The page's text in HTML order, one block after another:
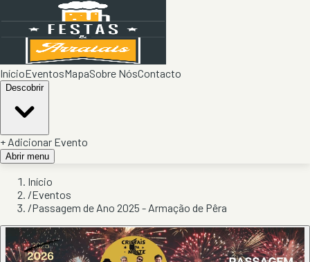
InícioEventosMapaSobre NósContacto
Descobrir
+ Adicionar Evento
Abrir menu
Início
/Eventos
/Passagem de Ano 2025 - Armação de Pêra